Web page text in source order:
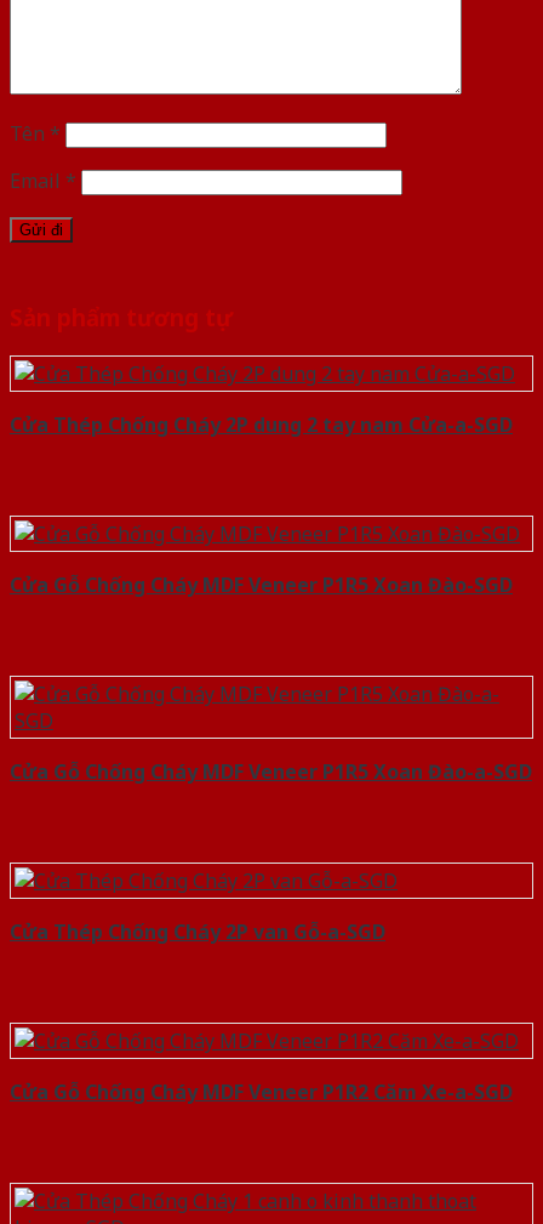
Tên *
Email *
Sản phẩm tương tự
Cửa Thép Chống Cháy 2P dung 2 tay nam Cửa-a-SGD
Cửa Gỗ Chống Cháy MDF Veneer P1R5 Xoan Đào-SGD
Cửa Gỗ Chống Cháy MDF Veneer P1R5 Xoan Đào-a-SGD
Cửa Thép Chống Cháy 2P van Gỗ-a-SGD
Cửa Gỗ Chống Cháy MDF Veneer P1R2 Căm Xe-a-SGD